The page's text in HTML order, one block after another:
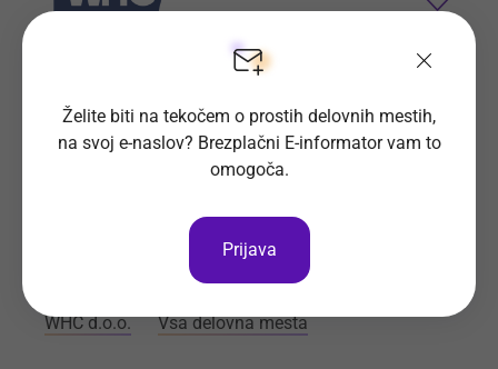
Bioprocesni tehnik (m/ž)
Naš naročnik je uspešno, svetovno znano in
inovativno podjetje z najmodernejšimi laboratoriji
ter najsodobnejšo opremo.
3. 9. 2026 Še 26 dni
Kamnik
WHC d.o.o. Vsa delovna mesta
Želite biti na tekočem o prostih delovnih mestih,
na svoj e-naslov? Brezplačni E-informator vam to
omogoča.
Prijava